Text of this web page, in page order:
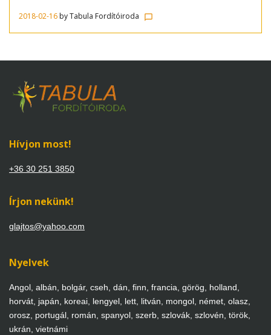
2018-02-16 byTabula Fordítóiroda chat_bubble_outline
Hívjon most!
+36 30 251 3850
Írjon nekünk!
glajtos@yahoo.com
Nyelvek
Angol, albán, bolgár, cseh, dán, finn, francia, görög, holland,
horvát, japán, koreai, lengyel, lett, litván, mongol, német, olasz,
orosz, portugál, román, spanyol, szerb, szlovák, szlovén, török,
ukrán, vietnámi